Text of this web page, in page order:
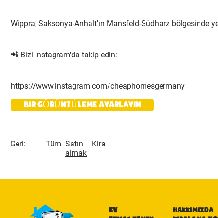
Wippra, Saksonya-Anhalt'ın Mansfeld-Südharz
📲 Bizi Instagram'da takip edin:
https://www.instagram.com/cheaphomesgermany
BIR GÖRÜNTÜLEME AYARLAYIN
Geri: Tüm Satın
almak
Kira
HAKKIMIZDA
EV